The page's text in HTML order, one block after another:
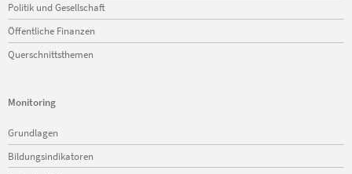
Politik und Gesellschaft
Öffentliche Finanzen
Querschnittsthemen
Monitoring
Navigation
überspringen
Grundlagen
Bildungsindikatoren